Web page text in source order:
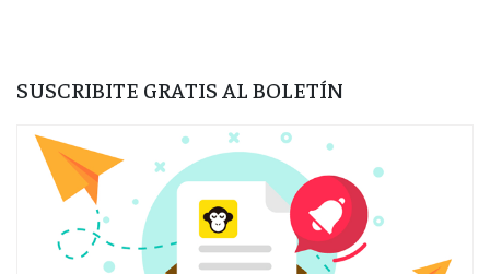
SUSCRIBITE GRATIS AL BOLETÍN